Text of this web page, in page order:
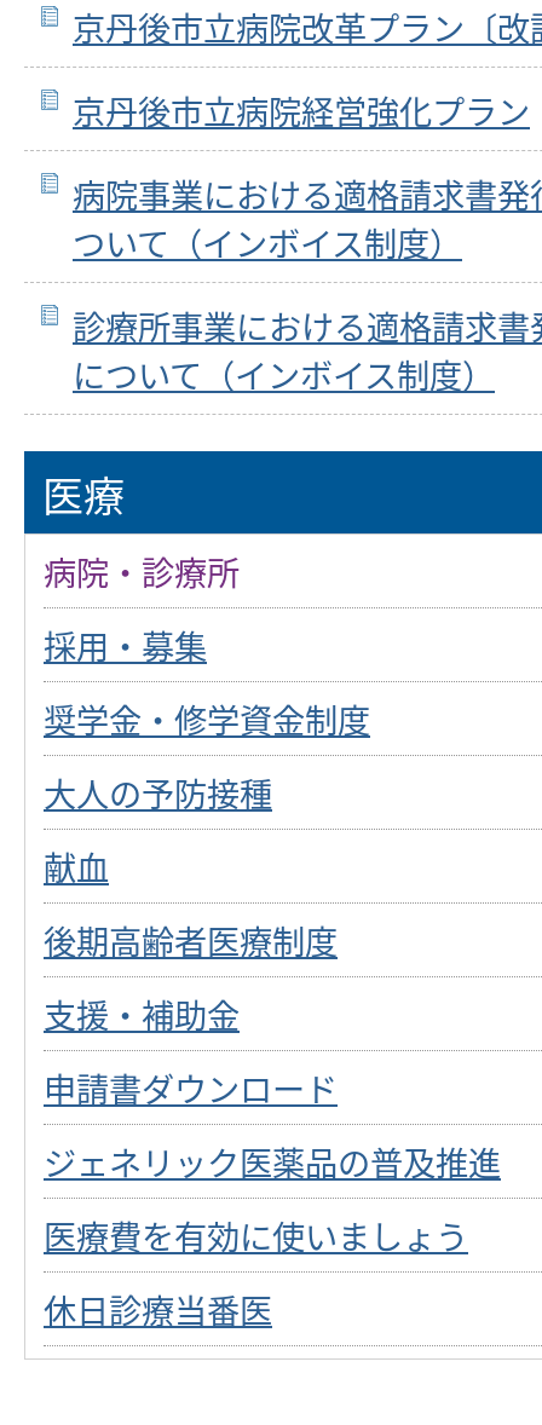
京丹後市立病院改革プラン〔改
京丹後市立病院経営強化プラン
病院事業における適格請求書
ついて（インボイス制度）
診療所事業における適格請求
について（インボイス制度）
医療
病院・診療所
採用・募集
奨学金・修学資金制度
大人の予防接種
献血
後期高齢者医療制度
支援・補助金
申請書ダウンロード
ジェネリック医薬品の普及推進
医療費を有効に使いましょう
休日診療当番医